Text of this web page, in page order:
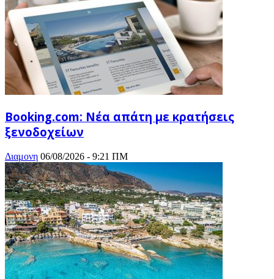
Booking.com: Νέα απάτη με κρατήσεις
ξενοδοχείων
Διαμονη 06/08/2026 - 9:21 ΠΜ